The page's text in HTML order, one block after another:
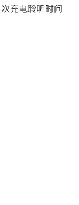
次充电聆听时间